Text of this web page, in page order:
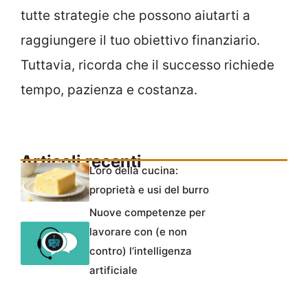
tutte strategie che possono aiutarti a
raggiungere il tuo obiettivo finanziario.
Tuttavia, ricorda che il successo richiede
tempo, pazienza e costanza.
Articoli recenti
L’oro della cucina:
proprietà e usi del burro
Nuove competenze per
lavorare con (e non
contro) l’intelligenza
artificiale